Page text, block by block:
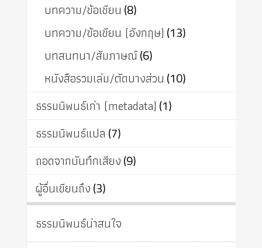
บทความ/ข้อเขียน (8)
บทความ/ข้อเขียน (อังกฤษ) (13)
บทสนทนา/สัมภาษณ์(6)
หนังสือรวมเล่ม/ตัดบางส่วน (10)
ธรรมนิพนธ์เก่า (metadata) (1)
ธรรมนิพนธ์แปล (7)
ถอดจากบันทึกเสียง(9)
ผู้อื่นเขียนถึง(3)
ธรรมนิพนธ์น่าสนใจ